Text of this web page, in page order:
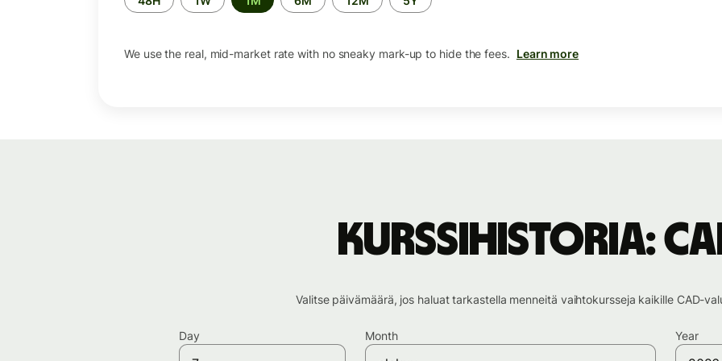
period
We use the real, mid-market rate with no sneaky mark-up to hide the fees. Learn more
Kurssihistoria:
Valitse päivämäärä, jos haluat tarkastella menneitä vaihtokursseja kaikille CAD-
Day Month Year